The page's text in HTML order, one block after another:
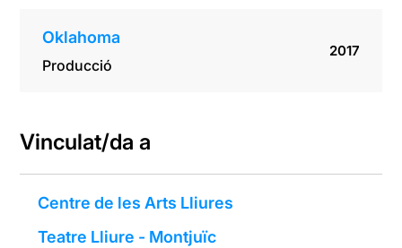
Oklahoma
Producció
2017
Vinculat/da a
Centre de les Arts Lliures
Teatre Lliure - Montjuïc